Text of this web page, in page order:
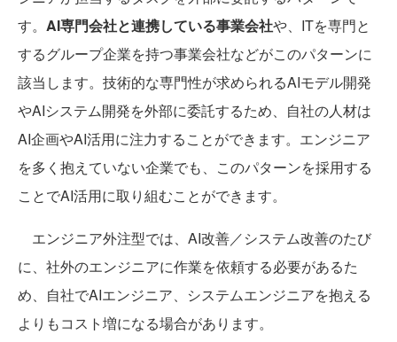
す。 AI専門会社と連携している事業会社や、ITを専門と
するグループ企業を持つ事業会社などがこのパターンに
該当します。技術的な専門性が求められるAIモデル開発
やAIシステム開発を外部に委託するため、自社の人材は
AI企画やAI活用に注力することができます。エンジニア
を多く抱えていない企業でも、このパターンを採用する
ことでAI活用に取り組むことができます。
エンジニア外注型では、AI改善／システム改善のたび
に、社外のエンジニアに作業を依頼する必要があるた
め、自社でAIエンジニア、システムエンジニアを抱える
よりもコスト増になる場合があります。